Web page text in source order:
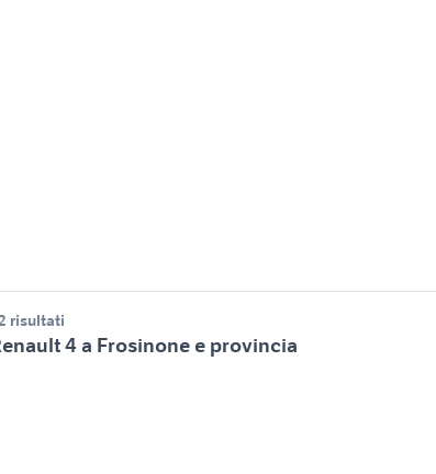
risultati
4 a Frosinone e provincia